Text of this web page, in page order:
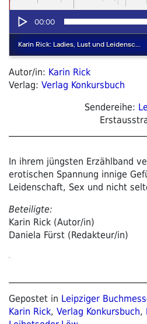
Autor/in: Karin Rick
Verlag: Verlag Konkursbuch
Sendereihe:
In ihrem jüngsten Erzählband
erotischen Spannung innige
Leidenschaft, Sex und nicht
Beteiligte:
Karin Rick (Autor/in)
Daniela Fürst (Redakteur/in)
Gepostet in Leipziger
Karin Rick, Verlag Konkursbuch,